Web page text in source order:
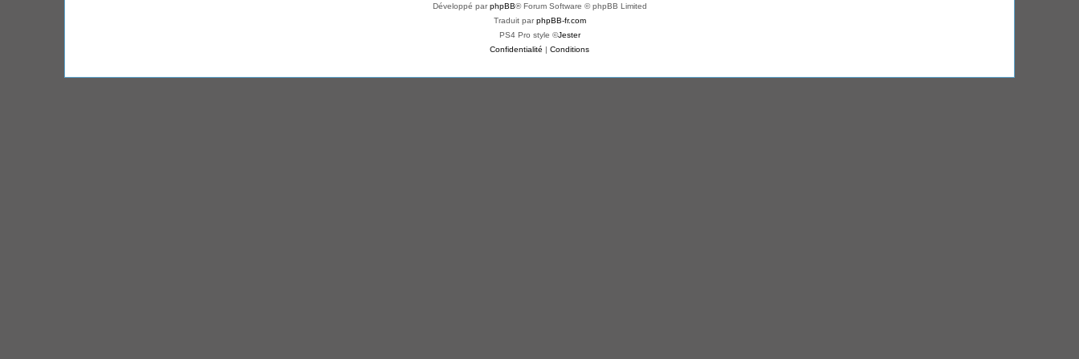
Développé parphpBB® Forum Software © phpBB Limited
Traduit parphpBB-fr.com
PS4 Pro style ©Jester
Confidentialité | Conditions